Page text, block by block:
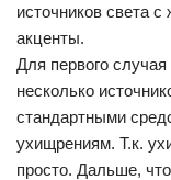
источников света
акценты.
Для первого
несколько
стандартными
ухищрениям. Т.к.
просто. Дальше,